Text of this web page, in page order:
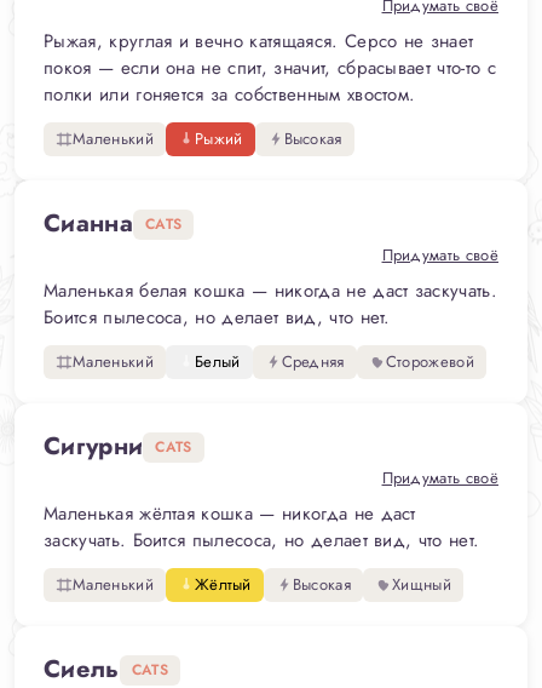
Придумать своё
Рыжая, круглая и вечно катящаяся. Серсо не знает
покоя — если она не спит, значит, сбрасывает что-то с
полки или гоняется за собственным хвостом.
Маленький Рыжий Высокая
Сианна CATS
Придумать своё
Маленькая белая кошка — никогда не даст заскучать.
Боится пылесоса, но делает вид, что нет.
Маленький Белый Средняя Сторожевой
Сигурни CATS
Придумать своё
Маленькая жёлтая кошка — никогда не даст
заскучать. Боится пылесоса, но делает вид, что нет.
Маленький Жёлтый Высокая Хищный
Сиель CATS